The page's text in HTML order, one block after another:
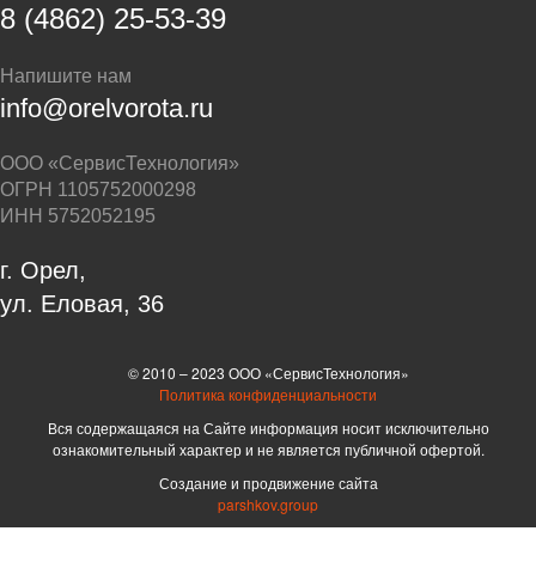
8 (4862) 25-53-39
Напишите нам
info@orelvorota.ru
ООО «СервисТехнология»
ОГРН 1105752000298
ИНН 5752052195
г. Орел,
ул. Еловая, 36
© 2010 – 2023 ООО «СервисТехнология»
Политика конфиденциальности
Вся содержащаяся на Сайте информация носит исключительно
ознакомительный характер и не является публичной офертой.
Создание и продвижение сайта
parshkov.group